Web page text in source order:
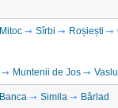
Mitoc Sîrbi Roșiești
Muntenii de Jos
Banca Simila Bârlad